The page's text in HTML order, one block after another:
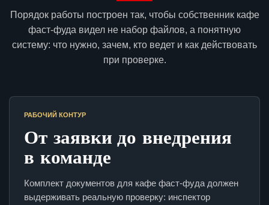
Порядок работы построен так, чтобы собственник кафе
фаст-фуда видел не набор файлов, а понятную
систему: что нужно, зачем, кто ведет и как действовать
при проверке.
РАБОЧИЙ КОНТУР
От заявки до внедрения
в команде
Комплект документов для кафе фаст-фуда должен
выдерживать реальную проверку: инспектор